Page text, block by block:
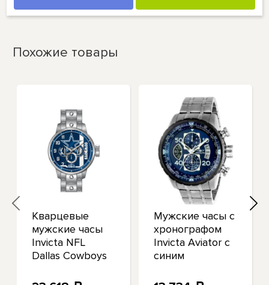
Похожие товары
Кварцевые
мужские часы
Invicta NFL
Dallas Cowboys
Мужские часы с
хронографом
Invicta Aviator с
синим
22970